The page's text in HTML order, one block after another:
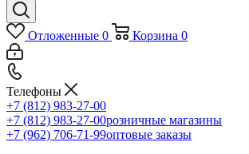
Отложенные 0 Корзина 0
Телефоны
+7 (812) 983-27-00
+7 (812) 983-27-00розничные магазины
+7 (962) 706-71-99оптовые заказы